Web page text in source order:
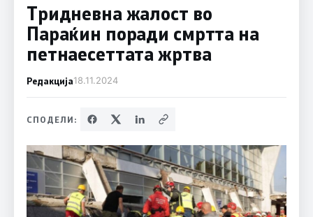
Тридневна жалост во
Параќин поради смртта на
петнаесеттата жртва
Редакција18.11.2024
СПОДЕЛИ: